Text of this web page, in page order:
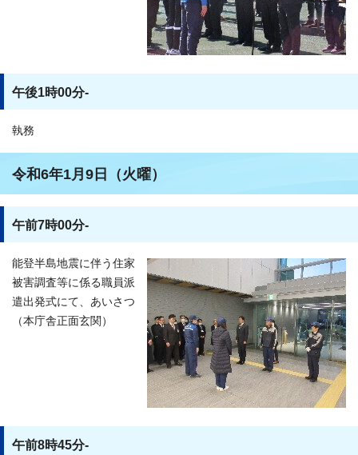
午後1時00分-
執務
令和6年1月9日（火曜）
午前7時00分-
能登半島地震に伴う住家
被害調査等に係る職員派
遣出発式にて、あいさつ
（本庁舎正面玄関）
午前8時45分-